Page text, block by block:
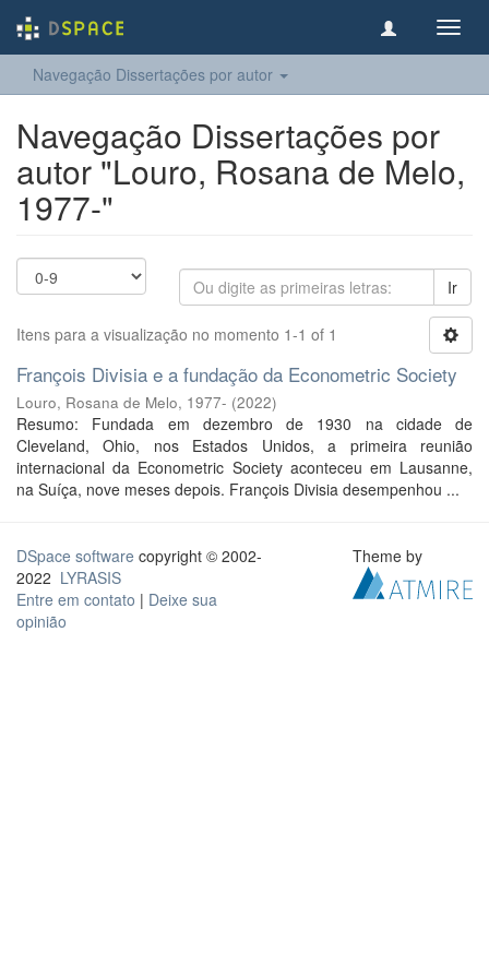
Navegação Dissertações por autor
Navegação Dissertações por
autor "Louro, Rosana de Melo,
1977-"
Ir
Itens para a visualização no momento 1-1 of 1
François Divisia e a fundação da Econometric Society
Louro, Rosana de Melo, 1977- (2022)
Resumo: Fundada em dezembro de 1930 na cidade de
Cleveland, Ohio, nos Estados Unidos, a primeira reunião
internacional da Econometric Society aconteceu em Lausanne,
na Suíça, nove meses depois. François Divisia desempenhou ...
DSpace software copyright © 2002-
2022 LYRASIS
Entre em contato | Deixe sua
opinião
Theme by